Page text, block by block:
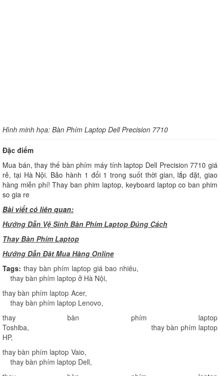
Hình minh họa: Bàn Phím Laptop Dell Precision 7710
Đặc điểm
Mua bán, thay thế bàn phím máy tính laptop Dell Precision 7710 giá
rẻ, tại Hà Nội. Bảo hành 1 đổi 1 trong suốt thời gian, lắp đặt, giao
hàng miễn phí! Thay ban phim laptop, keyboard laptop co ban phim
so gia re
Bài viết có liên quan:
Hướng Dẫn Vệ Sinh Bàn Phím Laptop Đúng Cách
Thay Bàn Phím Laptop
Hướng Dẫn Đặt Mua Hàng Online
Tags: thay bàn phím laptop giá bao nhiêu,
thay bàn phím laptop ở Hà Nội,
thay bàn phím laptop Acer,
thay bàn phím laptop Lenovo,
thay bàn phím laptop
Toshiba,
thay bàn phím laptop
HP,
thay bàn phím laptop Vaio,
thay bàn phím laptop Dell,